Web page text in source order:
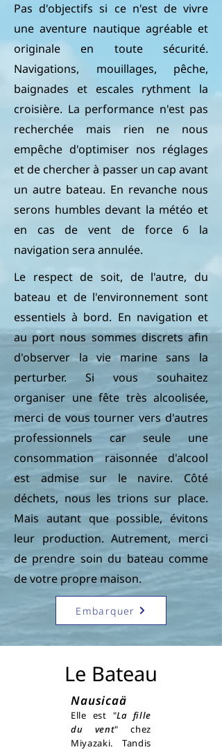
Pas d'objectifs si ce n'est de vivre
une aventure nautique agréable et
originale en toute sécurité.
Navigations, mouillages, pêche,
baignades et escales rythment la
croisière. La performance n'est pas
recherchée mais rien ne nous
empêche d'optimiser nos réglages
et de chercher à passer un cap avant
un autre bateau. En revanche nous
serons humbles devant la météo et
en cas de vent de force 6 la
navigation sera annulée.
Le respect de soit, de l'autre, du
bateau et de l'environnement sont
essentiels à bord. En navigation et
au port nous sommes discrets afin
d'observer la vie marine sans la
perturber. Si vous souhaitez
organiser une fête très alcoolisée,
merci de vous tourner vers d'autres
professionnels car seule une
consommation raisonnée d'alcool
est admise sur le navire. Côté
déchets, nous les trions sur place.
Mais autant que possible, évitons
leur production. Autrement, merci
de prendre soin du bateau comme
de votre propre maison.
Embarquer
Le Bateau
Nausicaä
Elle est "La fille
du vent" chez
Miyazaki. Tandis